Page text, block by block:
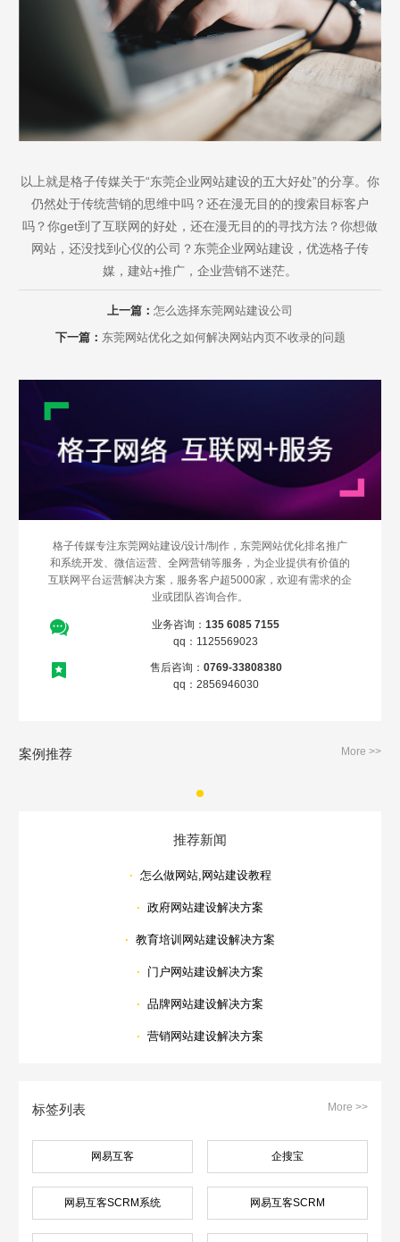
以上就是格子传媒关于“东莞企业网站建设的五大好处”的分享。你
仍然处于传统营销的思维中吗？还在漫无目的的搜索目标客户
吗？你get到了互联网的好处，还在漫无目的的寻找方法？你想做
网站，还没找到心仪的公司？东莞企业网站建设，优选格子传
媒，建站+推广，企业营销不迷茫。
上一篇： 怎么选择东莞网站建设公司
下一篇： 东莞网站优化之如何解决网站内页不收录的问题
格子传媒专注东莞网站建设/设计/制作，东莞网站优化排名推广
和系统开发、微信运营、全网营销等服务，为企业提供有价值的
互联网平台运营解决方案，服务客户超5000家，欢迎有需求的企
业或团队咨询合作。
业务咨询： 135 6085 7155
qq：1125569023
售后咨询： 0769-33808380
qq：2856946030
案例推荐 More >>
推荐新闻
· 怎么做网站,网站建设教程
· 政府网站建设解决方案
· 教育培训网站建设解决方案
· 门户网站建设解决方案
· 品牌网站建设解决方案
· 营销网站建设解决方案
标签列表 More >>
网易互客 企搜宝
网易互客SCRM系统 网易互客SCRM
不怕就请留下您的需求及联系方式，我们会第一时间送上问候的。